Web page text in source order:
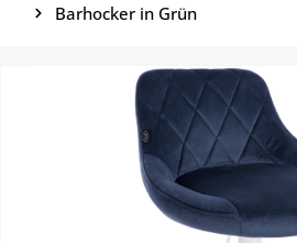
Barhocker in Grün